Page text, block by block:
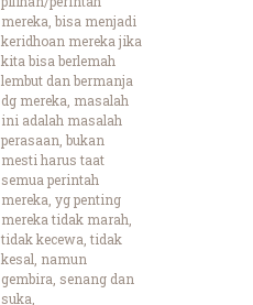
mereka, bisa menjadi
keridhoan mereka jika
kita bisa berlemah
lembut dan bermanja
dg mereka, masalah
ini adalah masalah
perasaan, bukan
mesti harus taat
semua perintah
mereka, yg penting
mereka tidak marah,
tidak kecewa, tidak
kesal, namun
gembira, senang dan
suka,